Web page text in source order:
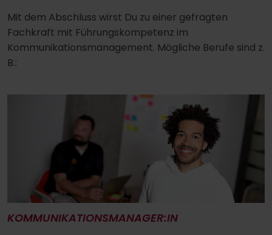
Mit dem Abschluss wirst Du zu einer gefragten
Fachkraft mit Führungskompetenz im
Kommunikationsmanagement. Mögliche Berufe sind z.
B.:
KOMMUNIKATIONSMANAGER:IN